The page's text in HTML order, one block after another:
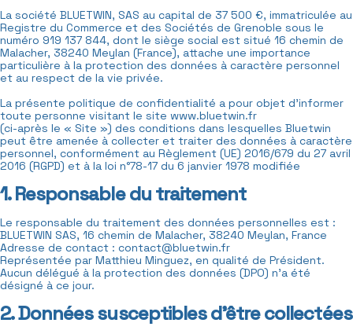
La société BLUETWIN, SAS au capital de 37 500 €, immatriculée au
Registre du Commerce et des Sociétés de Grenoble sous le
numéro 919 137 844, dont le siège social est situé 16 chemin de
Malacher, 38240 Meylan (France), attache une importance
particulière à la protection des données à caractère personnel
et au respect de la vie privée.
La présente politique de confidentialité a pour objet d’informer
toute personne visitant le site www.bluetwin.fr
(ci-après le « Site ») des conditions dans lesquelles Bluetwin
peut être amenée à collecter et traiter des données à caractère
personnel, conformément au Règlement (UE) 2016/679 du 27 avril
2016 (RGPD) et à la loi n°78-17 du 6 janvier 1978 modifiée
1. Responsable du traitement
Le responsable du traitement des données personnelles est :
BLUETWIN SAS, 16 chemin de Malacher, 38240 Meylan, France
Adresse de contact : contact@bluetwin.fr
Représentée par Matthieu Minguez, en qualité de Président.
Aucun délégué à la protection des données (DPO) n’a été
désigné à ce jour.
2. Données susceptibles d’être collectées